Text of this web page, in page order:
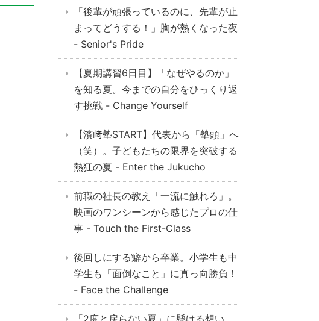
「後輩が頑張っているのに、先輩が止
まってどうする！」胸が熱くなった夜
- Senior's Pride
【夏期講習6日目】「なぜやるのか」
を知る夏。今までの自分をひっくり返
す挑戦 - Change Yourself
【濱﨑塾START】代表から「塾頭」へ
（笑）。子どもたちの限界を突破する
熱狂の夏 - Enter the Jukucho
前職の社長の教え「一流に触れろ」。
映画のワンシーンから感じたプロの仕
事 - Touch the First-Class
後回しにする癖から卒業。小学生も中
学生も「面倒なこと」に真っ向勝負！
- Face the Challenge
「2度と戻らない夏」に懸ける想い。